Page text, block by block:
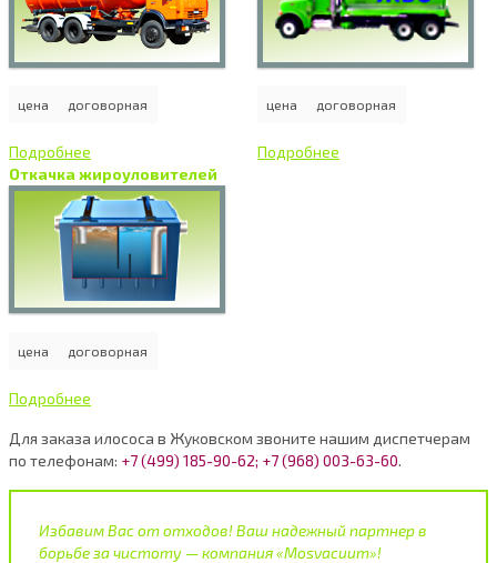
цена договорная
Подробнее
цена договорная
Подробнее
Откачка жироуловителей
цена договорная
Подробнее
Для заказа илососа в Жуковском звоните нашим диспетчерам
по телефонам: +7 (499) 185-90-62; +7 (968) 003-63-60.
Избавим Вас от отходов! Ваш надежный партнер в
борьбе за чистоту — компания «Mosvacuum»!